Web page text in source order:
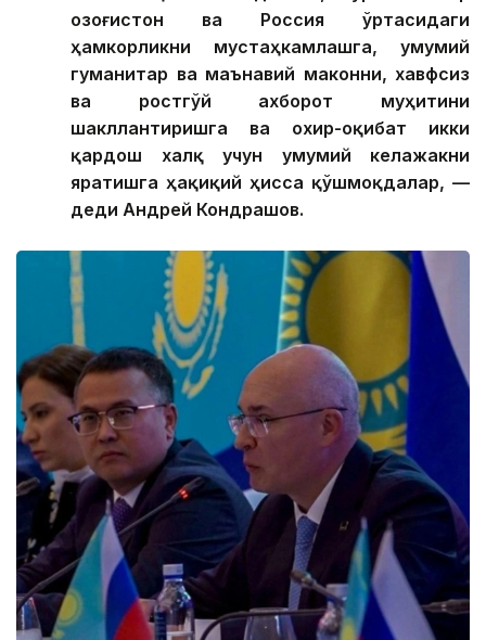
Қозоғистон ва Россия ўртасидаги
ҳамкорликни мустаҳкамлашга, умумий
гуманитар ва маънавий маконни, хавфсиз
ва ростгўй ахборот муҳитини
шакллантиришга ва охир-оқибат икки
қардош халқ учун умумий келажакни
яратишга ҳақиқий ҳисса қўшмоқдалар, —
деди Андрей Кондрашов.